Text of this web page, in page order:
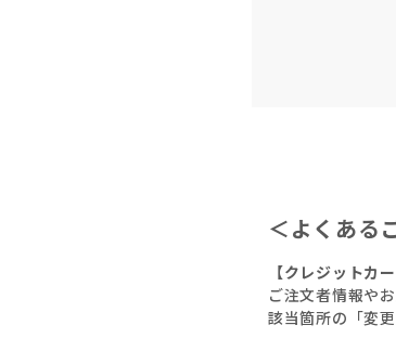
＜よくある
【クレジットカ
ご注文者情報や
該当箇所の「変